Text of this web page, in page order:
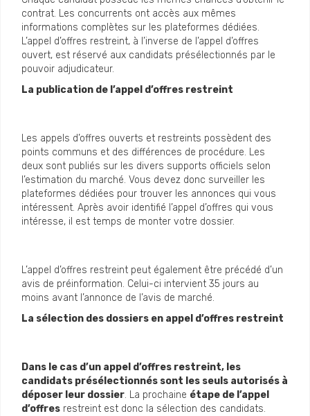
contrat. Les concurrents ont accès aux mêmes
informations complètes sur les plateformes dédiées.
L’appel d’offres restreint, à l’inverse de l’appel d’offres
ouvert, est réservé aux candidats présélectionnés par le
pouvoir adjudicateur.
La publication de l’appel d’offres restreint
Les appels d’offres ouverts et restreints possèdent des
points communs et des différences de procédure. Les
deux sont publiés sur les divers supports officiels selon
l’estimation du marché. Vous devez donc surveiller les
plateformes dédiées pour trouver les annonces qui vous
intéressent. Après avoir identifié l’appel d’offres qui vous
intéresse, il est temps de monter votre dossier.
L’appel d’offres restreint peut également être précédé d’un
avis de préinformation. Celui-ci intervient 35 jours au
moins avant l’annonce de l’avis de marché.
La sélection des dossiers en appel d’offres restreint
Dans le cas d’un appel d’offres restreint, les
candidats présélectionnés sont les seuls autorisés à
déposer leur dossier. La prochaine étape de l’appel
d’offres restreint est donc la sélection des candidats.